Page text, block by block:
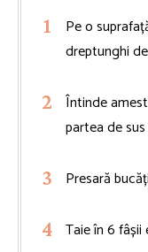
Pe o
dreptunghi
Întinde
partea de
Presară
Taie în 6 fâșii